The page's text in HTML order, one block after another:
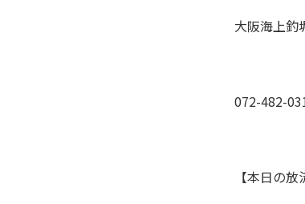
大阪海上
072-482-
【本日の放